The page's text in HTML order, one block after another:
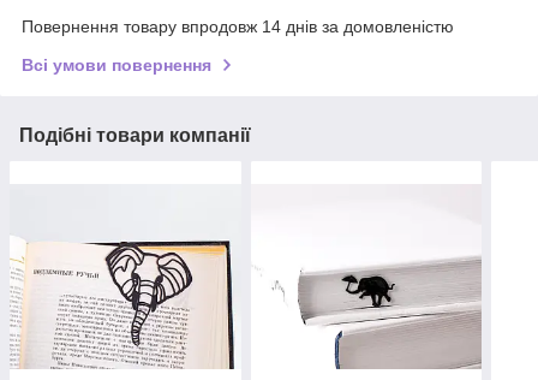
Повернення товару впродовж 14 днів за домовленістю
Всі умови повернення
Подібні товари компанії